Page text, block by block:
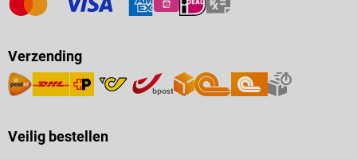
Verzending
Veilig bestellen